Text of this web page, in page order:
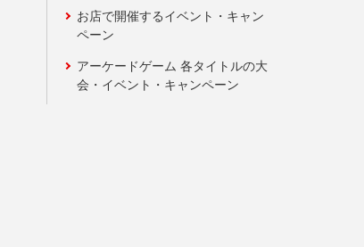
お店で開催するイベント・キャン
ペーン
アーケードゲーム 各タイトルの大
会・イベント・キャンペーン